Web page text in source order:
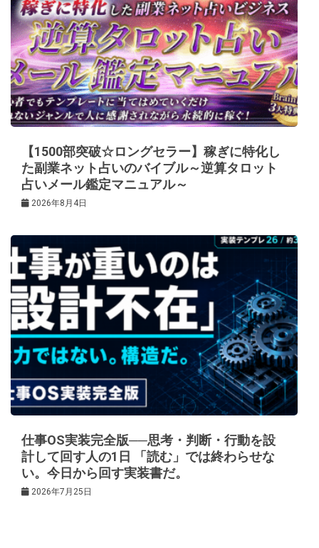
【1500部突破☆ロングセラー】稼ぎに特化し
た副業ネット占いのバイブル～逆算タロット
占いメール鑑定マニュアル～
2026年8月4日
仕事OS実装完全版──思考・判断・行動を設
計して回す人の1日 「読む」では終わらせな
い。今日から回す実装書だ。
2026年7月25日